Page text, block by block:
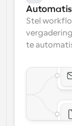
Stel
te